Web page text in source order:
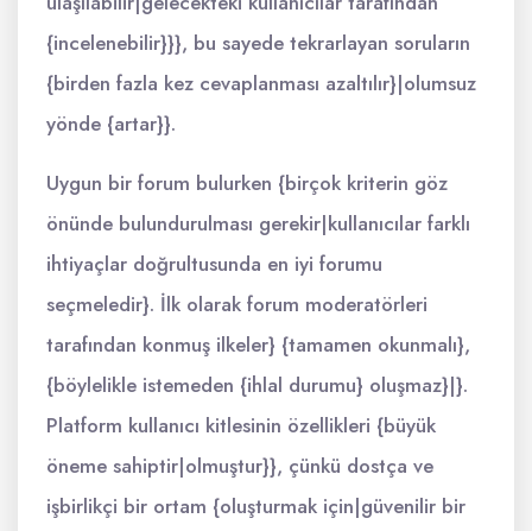
{incelenebilir}}}, bu sayede tekrarlayan soruların
{birden fazla kez cevaplanması azaltılır}|olumsuz
yönde {artar}}.
Uygun bir forum bulurken {birçok kriterin göz
önünde bulundurulması gerekir|kullanıcılar farklı
ihtiyaçlar doğrultusunda en iyi forumu
seçmeledir}. İlk olarak forum moderatörleri
tarafından konmuş ilkeler} {tamamen okunmalı},
{böylelikle istemeden {ihlal durumu} oluşmaz}|}.
Platform kullanıcı kitlesinin özellikleri {büyük
öneme sahiptir|olmuştur}}, çünkü dostça ve
işbirlikçi bir ortam {oluşturmak için|güvenilir bir